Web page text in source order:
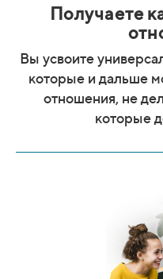
Получаете
Вы усвоите
которые и дальше
отношения, не
которые